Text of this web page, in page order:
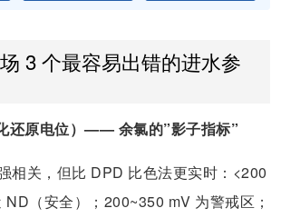
3 个最容易出错的进水参
还原电位）—— 余氯的”影子指标”
相关，但比 DPD 比色法更实时：<200
（安全）；200~350 mV 为警戒区；